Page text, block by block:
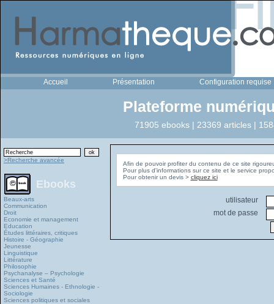
Accueil Présentation Configuration requise
Plateforme
71905 ebooks | 23369 articles |
>Recherche avancée
Ebooks
Beaux-arts
Communication
Droit
Economie et management
Education
Études littéraires, critiques
Histoire - Géographie
Jeunesse
Linguistique
Littérature
Philosophie
Psychanalyse – Psychologie
Sciences et Santé
Sciences Humaines - Ethnologie -
Sociologie
Sciences politiques et sociales
Afin de pouvoir profiter du contenu de ce site
Pour plus d'informations sur ce site et le service
Pour obtenir un devis > cliquez ici
utilisateur
mot de passe